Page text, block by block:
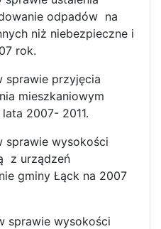
odpadów na
niż niebezpieczne i
rok.
sprawie przyjęcia
mieszkaniowym
2007- 2011.
sprawie wysokości
z urządzeń
gminy Łąck na 2007
sprawie wysokości